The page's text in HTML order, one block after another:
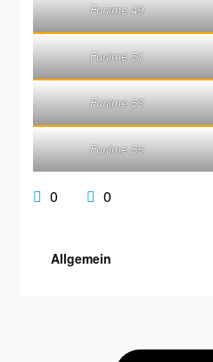
Funime 49
Funime 51
Funime 53
Funime 55
0 0
Allgemein
Beitragsnavigation